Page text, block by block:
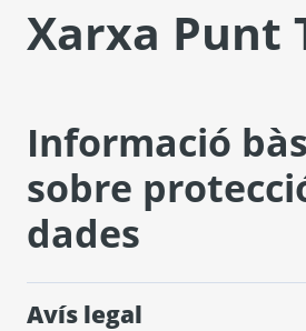
Xarxa Punt
Informació
sobre
dades
Avís legal